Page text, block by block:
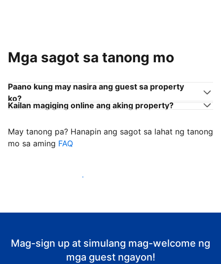
Mga sagot sa tanong mo
Paano kung may nasira ang guest sa property
ko?
Kailan magiging online ang aking property?
May tanong pa? Hanapin ang sagot sa lahat ng tanong
mo sa aming FAQ
Simulang i-welcome ang mga guest
Mag-sign up at simulang mag-welcome ng
mga guest ngayon!